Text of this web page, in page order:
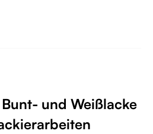
und Weißlacke